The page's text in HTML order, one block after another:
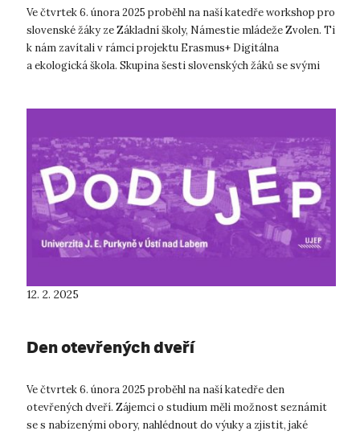
Ve čtvrtek 6. února 2025 proběhl na naší katedře workshop pro
slovenské žáky ze Základní školy, Námestie mládeže Zvolen. Ti
k nám zavítali v rámci projektu Erasmus+ Digitálna
a ekologická škola. Skupina šesti slovenských žáků se svými
12. 2. 2025
Den otevřených dveří
Ve čtvrtek 6. února 2025 proběhl na naší katedře den
otevřených dveří. Zájemci o studium měli možnost seznámit
se s nabízenými obory, nahlédnout do výuky a zjistit, jaké